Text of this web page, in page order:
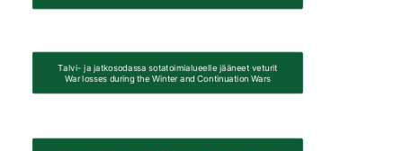
Talvi- ja jatkosodassa sotatoimialueelle jääneet veturit
War losses during the Winter and Continuation Wars